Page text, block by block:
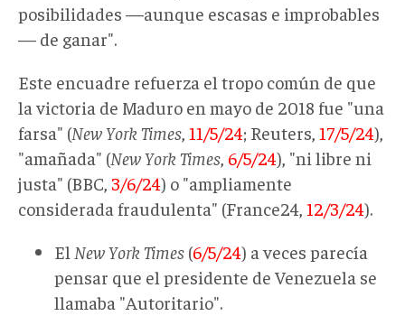
posibilidades —aunque escasas e improbables
— de ganar".
Este encuadre refuerza el tropo común de que
la victoria de Maduro en mayo de 2018 fue "una
farsa" (New York Times 11/5/24; Reuters, 17/5/24),
"amañada" (New York Times 6/5/24), "ni libre ni
justa" (BBC, 3/6/24) o "ampliamente
considerada fraudulenta" (France24, 12/3/24).
El New York Times (6/5/24) a veces parecía
pensar que el presidente de Venezuela se
llamaba "Autoritario".